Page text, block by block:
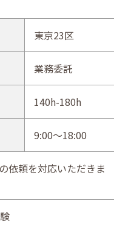
東京23区
業務委託
140h-180h
9:00～18:00
依頼を対応いただきま